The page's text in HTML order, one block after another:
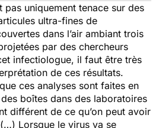
pas uniquement tenace sur des
ultra-fines de
dans l’air ambiant trois
par des chercheurs
infectiologue, il faut être très
de ces résultats.
ces analyses sont faites en
boîtes dans des laboratoires
différent de ce qu’on peut avoir
Lorsque le virus va se